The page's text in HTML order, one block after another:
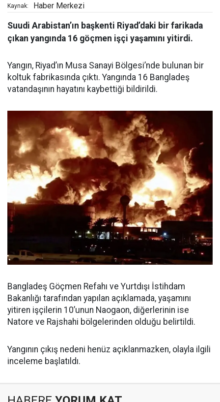
Kaynak: Haber Merkezi
Suudi Arabistan’ın başkenti Riyad’daki bir farikada
çıkan yangında 16 göçmen işçi yaşamını yitirdi.
Yangın, Riyad’ın Musa Sanayi Bölgesi’nde bulunan bir
koltuk fabrikasında çıktı. Yangında 16 Bangladeş
vatandaşının hayatını kaybettiği bildirildi.
Bangladeş Göçmen Refahı ve Yurtdışı İstihdam
Bakanlığı tarafından yapılan açıklamada, yaşamını
yitiren işçilerin 10’unun Naogaon, diğerlerinin ise
Natore ve Rajshahi bölgelerinden olduğu belirtildi.
Yangının çıkış nedeni henüz açıklanmazken, olayla ilgili
inceleme başlatıldı.